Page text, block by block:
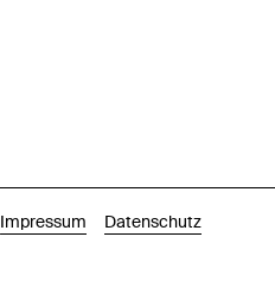
Impressum Datenschutz